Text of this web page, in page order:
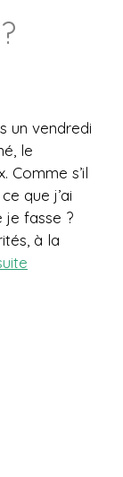
un vendredi
le
Comme s’il
que j’ai
je fasse ?
à la